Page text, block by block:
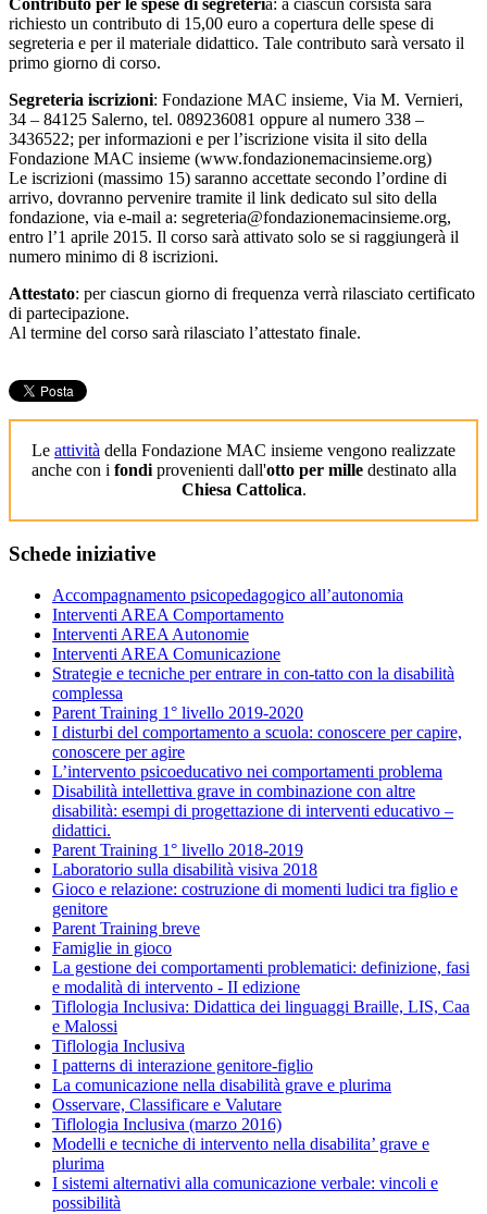
richiesto un contributo di 15,00 euro a copertura delle spese di
segreteria e per il materiale didattico. Tale contributo sarà versato il
primo giorno di corso.
Segreteria iscrizioni: Fondazione MAC insieme, Via M. Vernieri,
34 – 84125 Salerno, tel. 089236081 oppure al numero 338 –
3436522; per informazioni e per l’iscrizione visita il sito della
Fondazione MAC insieme (www.fondazionemacinsieme.org)
Le iscrizioni (massimo 15) saranno accettate secondo l’ordine di
arrivo, dovranno pervenire tramite il link dedicato sul sito della
fondazione, via e-mail a: segreteria@fondazionemacinsieme.org,
entro l’1 aprile 2015. Il corso sarà attivato solo se si raggiungerà il
numero minimo di 8 iscrizioni.
Attestato: per ciascun giorno di frequenza verrà rilasciato certificato
di partecipazione.
Al termine del corso sarà rilasciato l’attestato finale.
Le attività della Fondazione MAC insieme vengono realizzate
anche con i fondiprovenienti dall'otto per milledestinato alla
Chiesa Cattolica.
Schede iniziative
Accompagnamento psicopedagogico all’autonomia
Interventi AREA Comportamento
Interventi AREA Autonomie
Interventi AREA Comunicazione
Strategie e tecniche per entrare in con-tatto con la disabilità
complessa
Parent Training 1° livello 2019-2020
I disturbi del comportamento a scuola: conoscere per capire,
conoscere per agire
L’intervento psicoeducativo nei comportamenti problema
Disabilità intellettiva grave in combinazione con altre
disabilità: esempi di progettazione di interventi educativo –
didattici.
Parent Training 1° livello 2018-2019
Laboratorio sulla disabilità visiva 2018
Gioco e relazione: costruzione di momenti ludici tra figlio e
genitore
Parent Training breve
Famiglie in gioco
La gestione dei comportamenti problematici: definizione, fasi
e modalità di intervento - II edizione
Tiflologia Inclusiva: Didattica dei linguaggi Braille, LIS, Caa
e Malossi
Tiflologia Inclusiva
I patterns di interazione genitore-figlio
La comunicazione nella disabilità grave e plurima
Osservare, Classificare e Valutare
Tiflologia Inclusiva (marzo 2016)
Modelli e tecniche di intervento nella disabilita’ grave e
plurima
I sistemi alternativi alla comunicazione verbale: vincoli e
possibilità